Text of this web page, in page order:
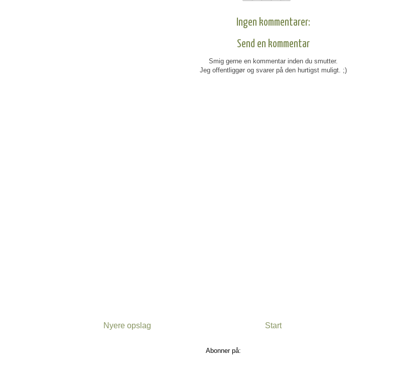
Ingen kommentarer:
Send en kommentar
Smig gerne en kommentar inden du smutter.
Jeg offentliggør og svarer på den hurtigst muligt. ;)
Nyere opslag Start
Abonner på: